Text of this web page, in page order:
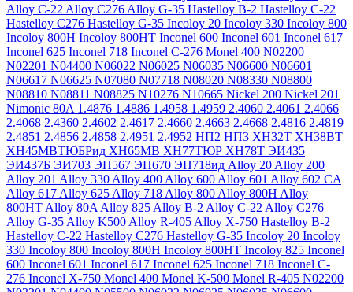
Alloy C-22 Alloy C276 Alloy G-35 Hastelloy B-2 Hastelloy C-22
Hastelloy C276 Hastelloy G-35 Incoloy 20 Incoloy 330 Incoloy 800
Incoloy 800H Incoloy 800HT Inconel 600 Inconel 601 Inconel 617
Inconel 625 Inconel 718 Inconel C-276 Monel 400 N02200
N02201 N04400 N06022 N06025 N06035 N06600 N06601
N06617 N06625 N07080 N07718 N08020 N08330 N08800
N08810 N08811 N08825 N10276 N10665 Nickel 200 Nickel 201
Nimonic 80A 1.4876 1.4886 1.4958 1.4959 2.4060 2.4061 2.4066
2.4068 2.4360 2.4602 2.4617 2.4660 2.4663 2.4668 2.4816 2.4819
2.4851 2.4856 2.4858 2.4951 2.4952 НП2 НП3 ХН32Т ХН38ВТ
ХН45МВТЮБРид ХН65МВ ХН77ТЮР ХН78Т ЭИ435
ЭИ437Б ЭИ703 ЭП567 ЭП670 ЭП718ид Alloy 20 Alloy 200
Alloy 201 Alloy 330 Alloy 400 Alloy 600 Alloy 601 Alloy 602 CA
Alloy 617 Alloy 625 Alloy 718 Alloy 800 Alloy 800H Alloy
800HT Alloy 80A Alloy 825 Alloy B-2 Alloy C-22 Alloy C276
Alloy G-35 Alloy K500 Alloy R-405 Alloy X-750 Hastelloy B-2
Hastelloy C-22 Hastelloy C276 Hastelloy G-35 Incoloy 20 Incoloy
330 Incoloy 800 Incoloy 800H Incoloy 800HT Incoloy 825 Inconel
600 Inconel 601 Inconel 617 Inconel 625 Inconel 718 Inconel C-
276 Inconel X-750 Monel 400 Monel K-500 Monel R-405 N02200